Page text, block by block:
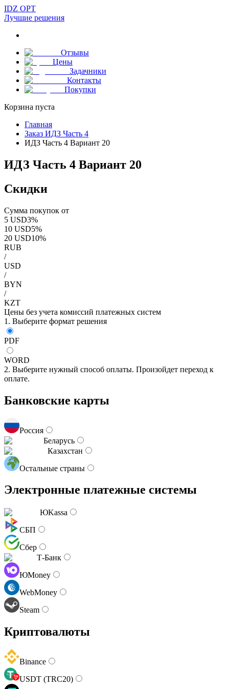
IDZ OPT
Лучшие решения
Отзывы
Цены
Задачники
Контакты
Покупки
Корзина пуста
Главная
Заказ ИДЗ Часть 4
ИДЗ Часть 4 Вариант 20
ИДЗ Часть 4 Вариант 20
Скидки
Сумма покупок от
5 USD3%
10 USD5%
20 USD10%
RUB
/
USD
/
BYN
/
KZT
Цены без учета комиссий платежных систем
1. Выберите формат решения
PDF
WORD
2. Выберите нужный способ оплаты. Произойдет переход к
оплате.
Банковские карты
Россия
Беларусь
Казахстан
Остальные страны
Электронные платежные системы
ЮKassa
СБП
Сбер
Т-Банк
ЮMoney
WebMoney
Steam
Криптовалюты
Binance
USDT (TRC20)